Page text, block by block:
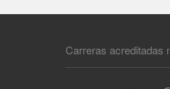
Carreras acreditadas